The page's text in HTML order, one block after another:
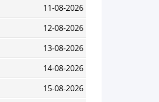
11-08-2026
12-08-2026
13-08-2026
14-08-2026
15-08-2026